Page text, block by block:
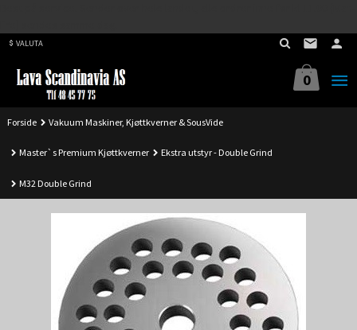
VALUTA
0
Forside Vakuum Maskiner, Kjøttkverner & SousVide
Master`s Premium Kjøttkverner Ekstra utstyr - Double Grind
M32 Double Grind